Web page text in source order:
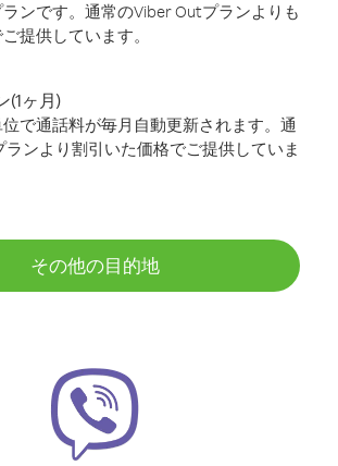
ンです。通常のViber Outプランよりも
提供しています。
(1ヶ月)
で通話料が毎月自動更新されます。通
ンより割引いた価格でご提供していま
その他の目的地